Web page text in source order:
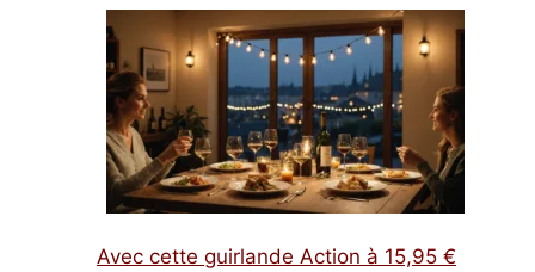
Avec cette guirlande Action à 15,95 €